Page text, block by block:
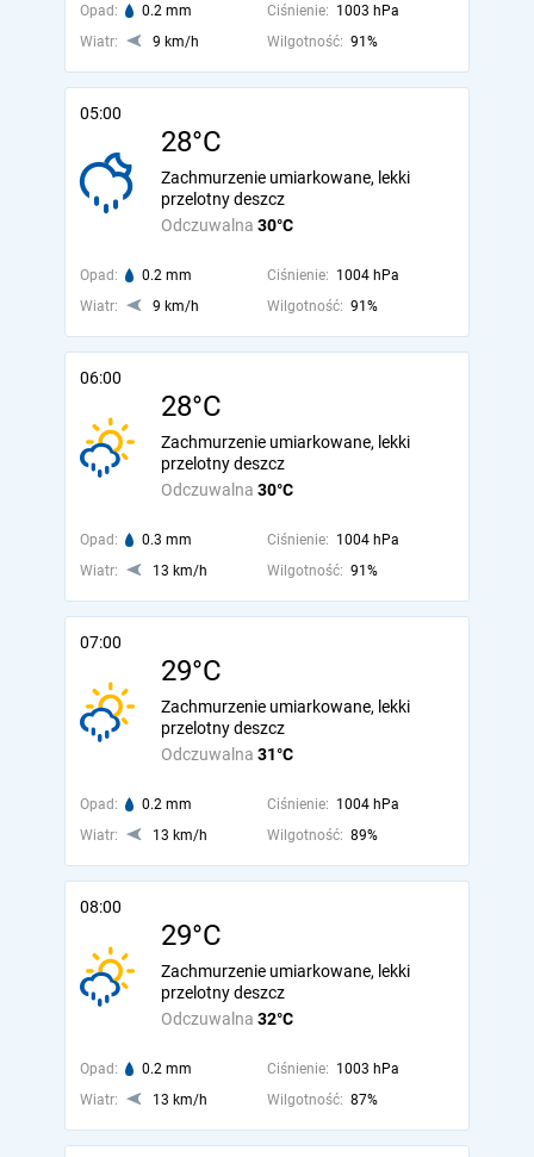
Opad: 0.2 mm Ciśnienie: 1003 hPa
Wiatr:
9 km/h Wilgotność: 91%
05:00
28°C
Odczuwalna 30°C
Zachmurzenie umiarkowane, lekki
przelotny deszcz
Opad: 0.2 mm Ciśnienie: 1004 hPa
Wiatr:
9 km/h Wilgotność: 91%
06:00
28°C
Odczuwalna 30°C
Zachmurzenie umiarkowane, lekki
przelotny deszcz
Opad: 0.3 mm Ciśnienie: 1004 hPa
Wiatr:
13 km/h Wilgotność: 91%
07:00
29°C
Odczuwalna 31°C
Zachmurzenie umiarkowane, lekki
przelotny deszcz
Opad: 0.2 mm Ciśnienie: 1004 hPa
Wiatr:
13 km/h Wilgotność: 89%
08:00
29°C
Odczuwalna 32°C
Zachmurzenie umiarkowane, lekki
przelotny deszcz
Opad: 0.2 mm Ciśnienie: 1003 hPa
Wiatr:
13 km/h Wilgotność: 87%